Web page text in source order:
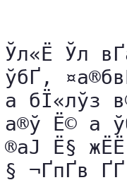
Ўл«Ё Ўл
ўбҐ,
а бЇ«лўз
а®ў ­Ё© ­а
®аЈ ­Ё§
§ ¬Ґ­пҐв